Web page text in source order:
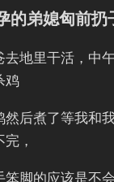
的弟媳匈前
去地里干活，中
鸡
然后煮了等我和
，
笨脚的应该是不